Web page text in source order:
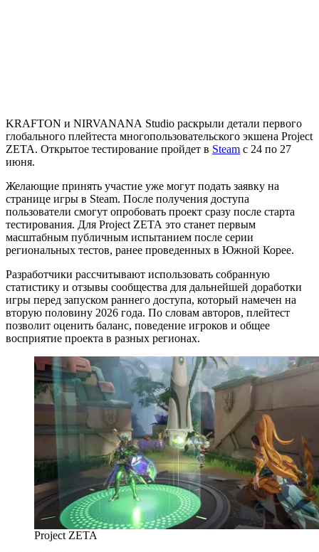
KRAFTON и NIRVANANA Studio раскрыли детали первого
глобального плейтеста многопользовательского экшена Project
ZETA. Открытое тестирование пройдет в Steam с 24 по 27
июня.
Желающие принять участие уже могут подать заявку на
странице игры в Steam. После получения доступа
пользователи смогут опробовать проект сразу после старта
тестирования. Для Project ZETA это станет первым
масштабным публичным испытанием после серии
региональных тестов, ранее проведенных в Южной Корее.
Разработчики рассчитывают использовать собранную
статистику и отзывы сообщества для дальнейшей доработки
игры перед запуском раннего доступа, который намечен на
вторую половину 2026 года. По словам авторов, плейтест
позволит оценить баланс, поведение игроков и общее
восприятие проекта в разных регионах.
Project ZETA